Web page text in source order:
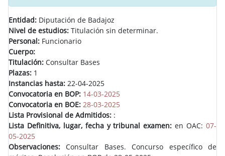
Entidad: Diputación de Badajoz
Nivel de estudios: Titulación sin determinar.
Personal: Funcionario
Cuerpo:
Titulación: Consultar Bases
Plazas: 1
Instancias hasta: 22-04-2025
Convocatoria en BOP: 14-03-2025
Convocatoria en BOE: 28-03-2025
Lista Provisional de Admitidos: :
Lista Definitiva, lugar, fecha y tribunal examen: en OAC:07-
05-2025
Observaciones: Consultar Bases. Concurso específico de